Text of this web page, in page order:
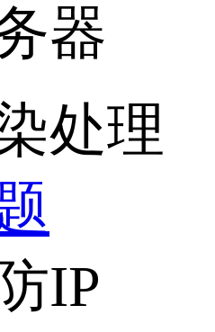
器
处理
IP